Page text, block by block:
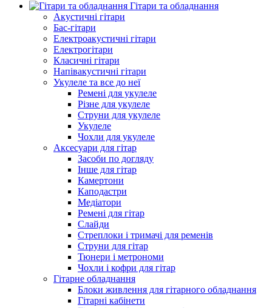
Гітари та обладнання
Акустичні гітари
Бас-гітари
Електроакустичні гітари
Електрогітари
Класичні гітари
Напівакустичні гітари
Укулеле та все до неї
Ремені для укулеле
Різне для укулеле
Струни для укулеле
Укулеле
Чохли для укулеле
Аксесуари для гітар
Засоби по догляду
Інше для гітар
Камертони
Каподастри
Медіатори
Ремені для гітар
Слайди
Стреплоки і тримачі для ременів
Струни для гітар
Тюнери і метрономи
Чохли і кофри для гітар
Гітарне обладнання
Блоки живлення для гітарного обладнання
Гітарні кабінети